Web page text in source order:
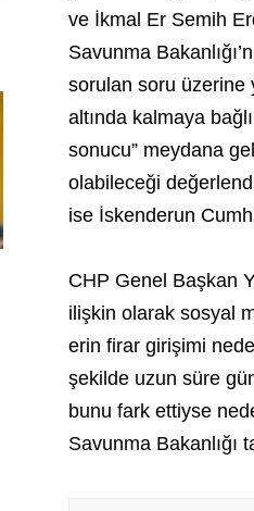
ve İkmal Er Semih
Savunma
sorulan soru üzerine
altında kalmaya
sonucu” meydana
olabileceği
ise İskenderun
CHP Genel Başkan
ilişkin olarak sosyal
erin firar girişimi
şekilde uzun süre
bunu fark ettiyse
Savunma Bakanlığı